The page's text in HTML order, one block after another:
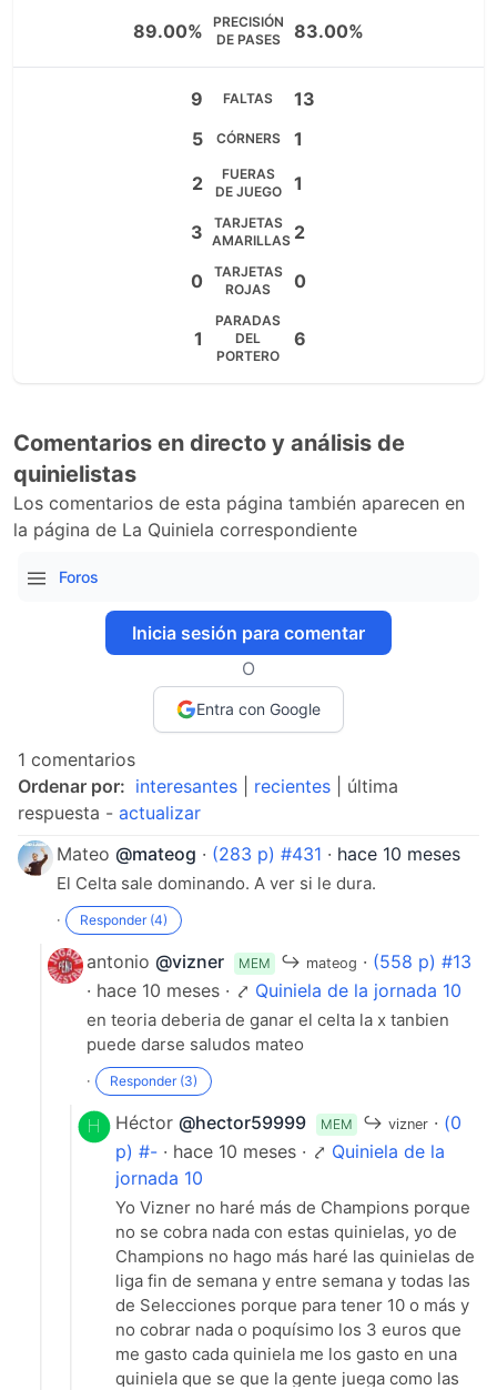
89.00%
PRECISIÓN
DE PASES
83.00%
9 FALTAS
13
5
CÓRNERS
1
2
FUERAS
DE JUEGO
1
3
TARJETAS
AMARILLAS 2
0
TARJETAS
ROJAS
0
1
PARADAS
DEL
PORTERO
6
Comentarios en directo y análisis de
quinielistas
Los comentarios de esta página también aparecen en
la página de La Quiniela correspondiente
Foros
Inicia sesión para comentar
O
Entra con Google
1 comentarios
Ordenar por: interesantes recientes | última
respuesta - actualizar
Mateo @mateog · (283 p) #431 · hace 10 meses
El Celta sale dominando. A ver si le dura.
· Responder (4)
antonio @vizner MEM ↪ mateog · (558 p) #13
· hace 10 meses · ⤤ Quiniela de la jornada 10
en teoria deberia de ganar el celta la x tanbien
puede darse saludos mateo
· Responder (3)
Héctor @hector59999 MEM ↪vizner · (0
p) #- · hace 10 meses · ⤤ Quiniela de la
jornada 10
Yo Vizner no haré más de Champions porque
no se cobra nada con estas quinielas, yo de
Champions no hago más haré las quinielas de
liga fin de semana y entre semana y todas las
de Selecciones porque para tener 10 o más y
no cobrar nada o poquísimo los 3 euros que
me gasto cada quiniela me los gasto en una
quiniela que se que la gente juega como las